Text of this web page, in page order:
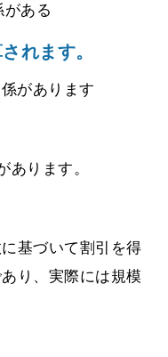
ある
れます。
があります
あります。
基づいて割引を得
り、実際には規模